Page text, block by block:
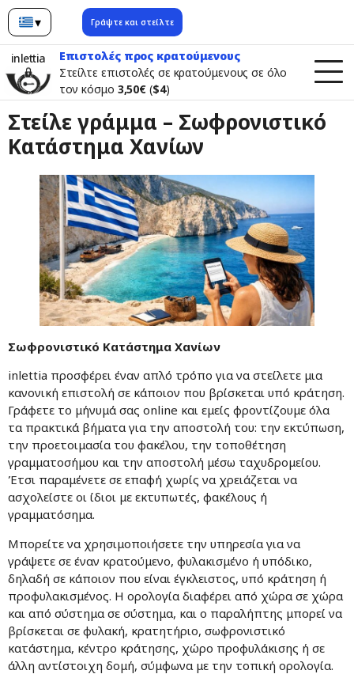
▾
Ελληνικά Γράψτε και στείλτε
inlettia
Επιστολές προς κρατούμενους
Στείλτε επιστολές σε κρατούμενους σε όλο
τον κόσμο 3,50€($4)
Στείλε γράμμα – Σωφρονιστικό
Κατάστημα Χανίων
Σωφρονιστικό Κατάστημα Χανίων
inlettia προσφέρει έναν απλό τρόπο για να στείλετε μια
κανονική επιστολή σε κάποιον που βρίσκεται υπό κράτηση.
Γράφετε το μήνυμά σας online και εμείς φροντίζουμε όλα
τα πρακτικά βήματα για την αποστολή του: την εκτύπωση,
την προετοιμασία του φακέλου, την τοποθέτηση
γραμματοσήμου και την αποστολή μέσω ταχυδρομείου.
Έτσι παραμένετε σε επαφή χωρίς να χρειάζεται να
ασχολείστε οι ίδιοι με εκτυπωτές, φακέλους ή
γραμματόσημα.
Μπορείτε να χρησιμοποιήσετε την υπηρεσία για να
γράψετε σε έναν κρατούμενο, φυλακισμένο ή υπόδικο,
δηλαδή σε κάποιον που είναι έγκλειστος, υπό κράτηση ή
προφυλακισμένος. Η ορολογία διαφέρει από χώρα σε χώρα
και από σύστημα σε σύστημα, και ο παραλήπτης μπορεί να
βρίσκεται σε φυλακή, κρατητήριο, σωφρονιστικό
κατάστημα, κέντρο κράτησης, χώρο προφυλάκισης ή σε
άλλη αντίστοιχη δομή, σύμφωνα με την τοπική ορολογία.